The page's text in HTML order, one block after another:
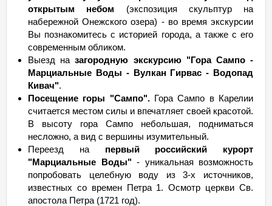
открытым небом (экспозиция скульптур на
набережной Онежского озера) - во время экскурсии
Вы познакомитесь с историей города, а также с его
современным обликом.
Выезд на загородную экскурсию "Гора Сампо -
Марциальные Воды - Вулкан Гирвас - Водопад
Кивач".
Посещение горы "Сампо".Гора Сампо в Карелии
считается местом силы и впечатляет своей красотой.
В высоту гора Сампо небольшая, подниматься
несложно, а вид с вершины изумительный.
Переезд на первый российский курорт
"Марциальные Воды"- уникальная возможность
попробовать целебную воду из 3-х источников,
известных со времен Петра 1. Осмотр церкви Св.
апостола Петра (1721 год).